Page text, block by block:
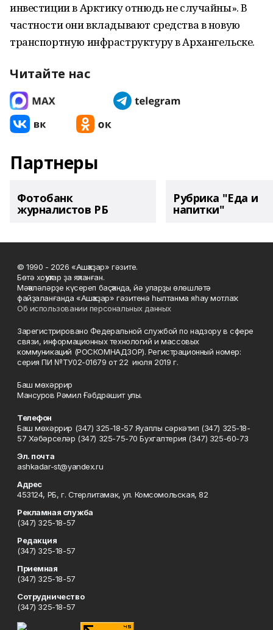
инвестиции в Арктику отнюдь не случайны». В
частности они вкладывают средства в новую
транспортную инфраструктуру в Архангельске.
Читайте нас
Партнеры
Фотобанк
журналистов РБ
Рубрика "Еда и
напитки"
© 1990 - 2026 «Ашҡаҙар» гәзите.
Бөтә хоҡуҡтар ҙа яҡланған.
Мәҡәләләрҙе күсереп баҫҡанда, йә уларҙы өлөшләтә
файҙаланғанда «Ашҡаҙар» гәзитенә һылтанма яһау мотлаҡ.
Об использовании персональных данных
Зарегистрировано Федеральной службой по надзору в сфере
связи, информационных технологий и массовых
коммуникаций (РОСКОМНАДЗОР). Регистрационный номер:
серия ПИ №ТУ02-01679 от 22 июля 2019 г.
Баш мөхәррир
Мансуров Рәмил Ғәбдрәшит улы.
Телефон
Баш мөхәррир (347) 325-18-57 Яуаплы сәркәтип (347) 325-18-
57 Хәбәрселәр (347) 325-75-70 Бухгалтерия (347) 325-60-73
Эл. почта
ashkadar-st@yandex.ru
Адрес
453124, РБ, г. Стерлитамак, ул. Комсомольская, 82
Рекламная служба
(347) 325-18-57
Редакция
(347) 325-18-57
Приемная
(347) 325-18-57
Сотрудничество
(347) 325-18-57